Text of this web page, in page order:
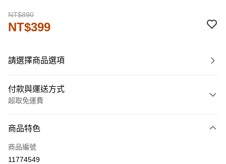
NT$890
NT$399
請選擇商品選項
付款與運送方式
超取免運費
信用卡一次付款
LINE Pay
商品特色
商品編號
11774549